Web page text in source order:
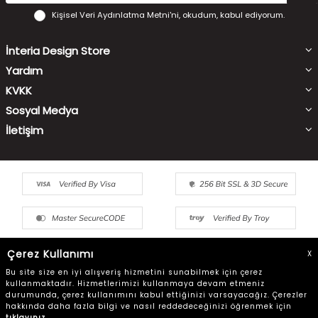
Kişisel Veri Aydınlatma Metni'ni, okudum, kabul ediyorum.
İnteria Design Store
Yardım
KVKK
Sosyal Medya
İletişim
© Copyright 2022 interiadesignstore - Tüm Hakları Saklıdır
Çerez Kullanımı
X
Bu site size en iyi alışveriş hizmetini sunabilmek için çerez
kullanmaktadır. Hizmetlerimizi kullanmaya devam etmeniz
durumunda, çerez kullanımını kabul ettiğinizi varsayacağız. Çerezler
hakkında daha fazla bilgi ve nasıl reddedeceğinizi öğrenmek için